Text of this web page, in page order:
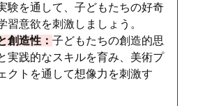
験を通して、子どもたちの好奇
習意欲を刺激しましょう。
創造性：子どもたちの創造的思
実践的なスキルを育み、美術プ
クトを通して想像力を刺激す